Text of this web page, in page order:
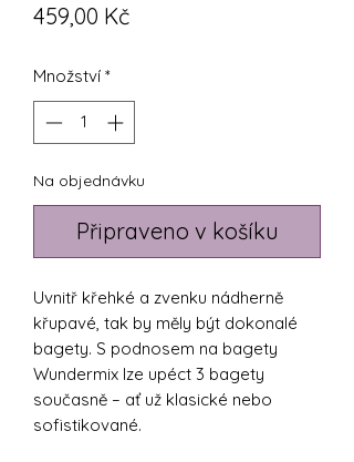
459,00 KčCena
Množství *
Na objednávku
Připraveno v košíku
Uvnitř křehké a zvenku nádherně
křupavé, tak by měly být dokonalé
bagety. S podnosem na bagety
Wundermix lze upéct 3 bagety
současně – ať už klasické nebo
sofistikované.